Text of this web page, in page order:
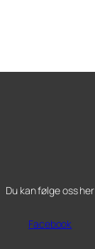
Du kan følge oss her
Facebook